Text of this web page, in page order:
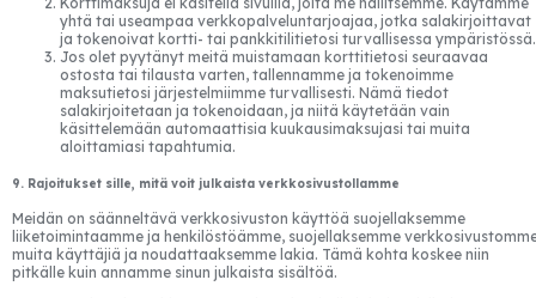
yhtä tai useampaa verkkopalveluntarjoajaa, jotka salakirjoittavat
ja tokenoivat kortti- tai pankkitilitietosi turvallisessa ympäristössä.
Jos olet pyytänyt meitä muistamaan korttitietosi seuraavaa
ostosta tai tilausta varten, tallennamme ja tokenoimme
maksutietosi järjestelmiimme turvallisesti. Nämä tiedot
salakirjoitetaan ja tokenoidaan, ja niitä käytetään vain
käsittelemään automaattisia kuukausimaksujasi tai muita
aloittamiasi tapahtumia.
9. Rajoitukset sille, mitä voit julkaista verkkosivustollamme
Meidän on säänneltävä verkkosivuston käyttöä suojellaksemme
liiketoimintaamme ja henkilöstöämme, suojellaksemme
muita käyttäjiä ja noudattaaksemme lakia. Tämä kohta koskee niin
pitkälle kuin annamme sinun julkaista sisältöä.